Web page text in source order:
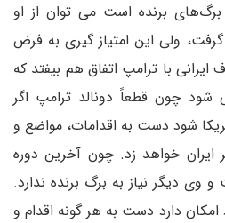
برنده است می توان از او
گرفت، ولی این امتیاز گیری به فرض
با ترامپ اتفاق هم بیفتد که
شود چون قطعاً دونالد ترامپ اگر
شود دست به اقدامات، مواضع و
ایران خواهد زد. چون آخرین دوره
دیگر نیاز به برگ برنده ندارد.
دارد دست به هر گونه اقدام و